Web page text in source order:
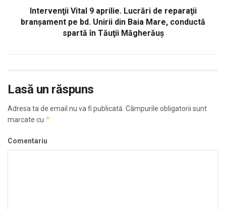
Intervenţii Vital 9 aprilie. Lucrări de reparaţii
branşament pe bd. Unirii din Baia Mare, conductă
spartă în Tăuţii Măgherăuş
Lasă un răspuns
Adresa ta de email nu va fi publicată. Câmpurile obligatorii sunt
marcate cu *
Comentariu